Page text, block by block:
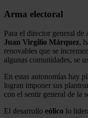
Arma electoral
Para el director general de
Juan Virgilio Márquez,
renovables que se
algunas comunidades, se
En estas autonomías hay
logran imponer sus
con el sentir general de la
El desarrollo eólico lo